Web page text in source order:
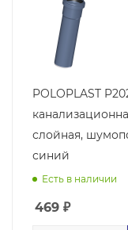
POLOPLAST
слойная,
синий
Есть в наличии
469 ₽